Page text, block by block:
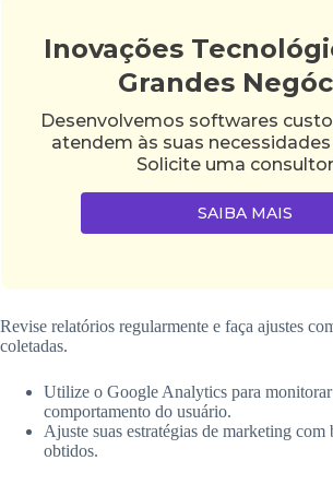
Inovações
Grandes
Desenvolvemos softwares
atendem às suas
Solicite uma
SAIBA MAIS
Revise relatórios regularmente e faça ajustes
coletadas.
Utilize o Google Analytics para
comportamento do usuário.
Ajuste suas estratégias de marketing com
obtidos.